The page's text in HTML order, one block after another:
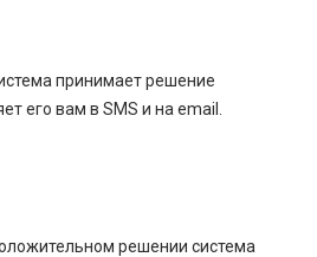
принимает решение
его вам в SMS и на email.
решении система